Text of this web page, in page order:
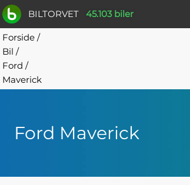
BILTORVET 45.103 biler
Forside /
Bil /
Ford /
Maverick
Ford Maverick